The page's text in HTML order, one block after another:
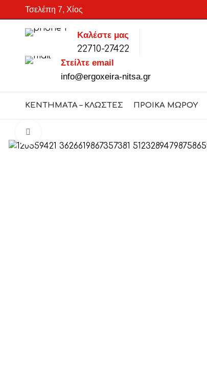
Τσελέπη 7, Χίος
Καλέστε μας
22710-27422
Στείλτε email
info@ergoxeira-nitsa.gr
ΚΕΝΤΗΜΑΤΑ – ΚΛΩΣΤΕΣ ΠΡΟΙΚΑ ΜΩΡΟΥ
SEARCH
Start typing to see products you are looking for.